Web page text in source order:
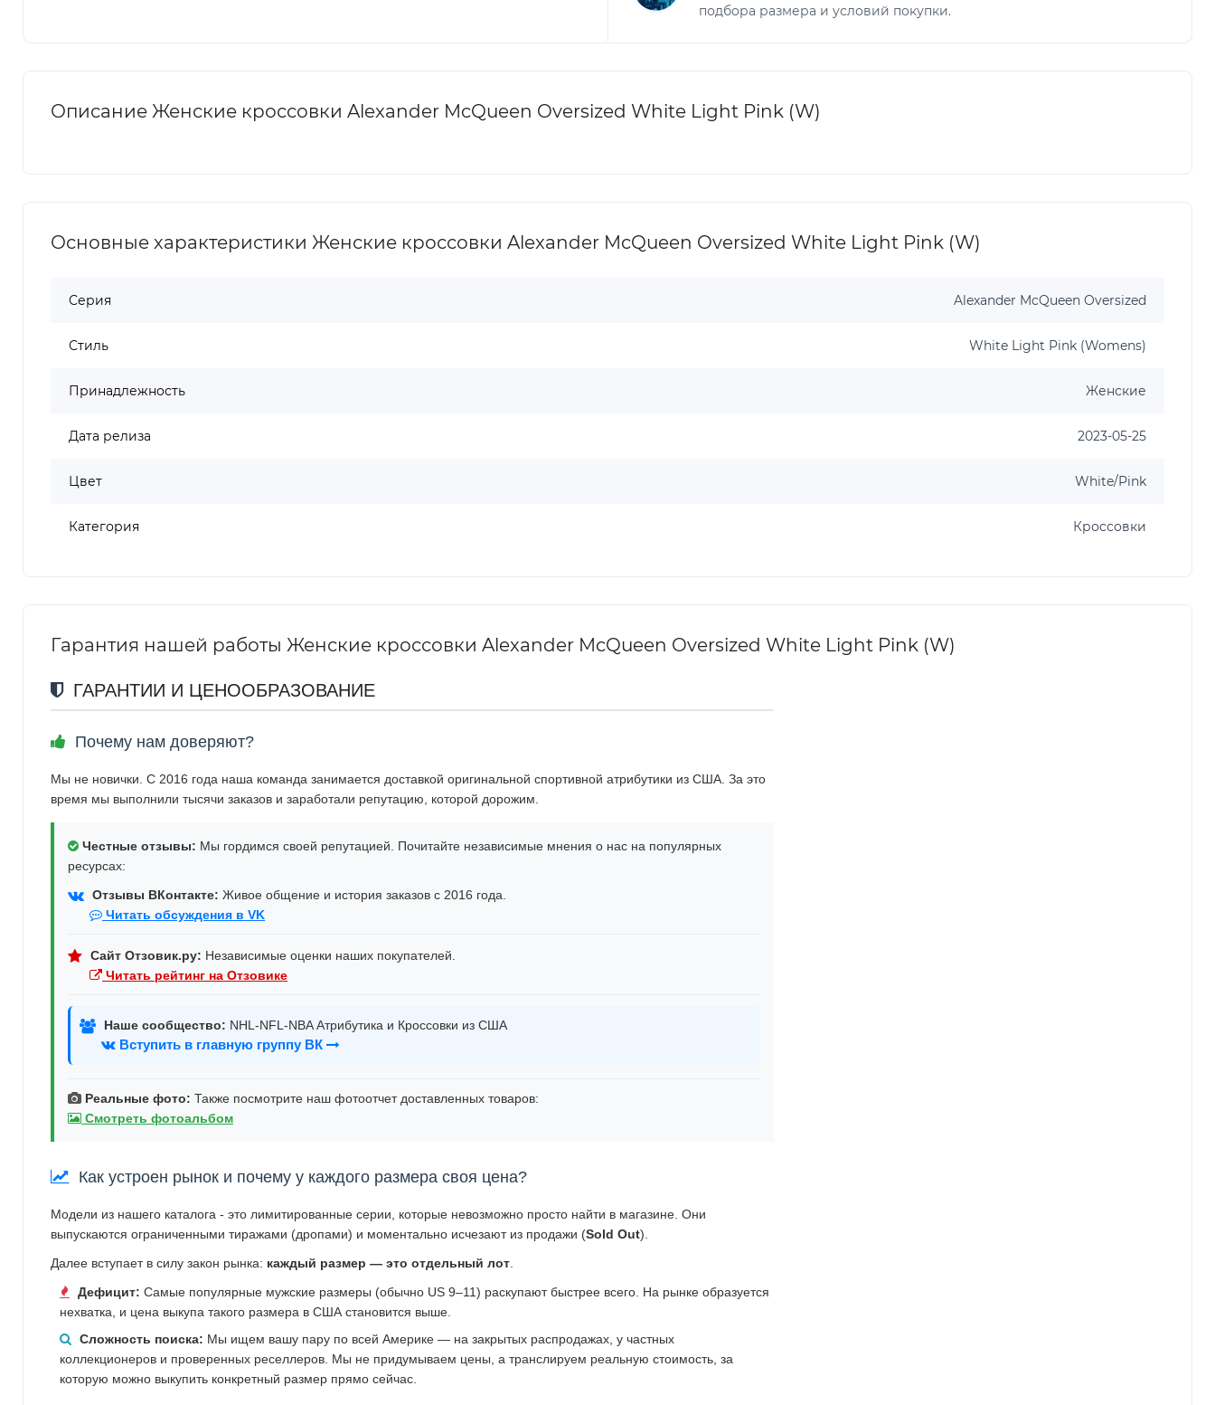
подбора размера и условий покупки.
Описание Женские кроссовки Alexander McQueen Oversized White Light Pink (W)
Основные характеристики Женские кроссовки Alexander McQueen Oversized White Light Pink (W)
Серия Alexander McQueen Oversized
Стиль White Light Pink (Womens)
Принадлежность Женские
Дата релиза 2023-05-25
Цвет White/Pink
Категория Кроссовки
Гарантия нашей работы Женские кроссовки Alexander McQueen Oversized White Light Pink (W)
ГАРАНТИИ И ЦЕНООБРАЗОВАНИЕ
Почему нам доверяют?
Мы не новички. С 2016 года наша команда занимается доставкой оригинальной спортивной атрибутики из США. За это
время мы выполнили тысячи заказов и заработали репутацию, которой дорожим.
Честные отзывы: Мы гордимся своей репутацией. Почитайте независимые мнения о нас на популярных
ресурсах:
Отзывы ВКонтакте: Живое общение и история заказов с 2016 года.
Читать обсуждения в VK
Сайт Отзовик.ру: Независимые оценки наших покупателей.
Читать рейтинг на Отзовике
Наше сообщество: NHL-NFL-NBA Атрибутика и Кроссовки из США
Вступить в главную группу ВК
Реальные фото: Также посмотрите наш фотоотчет доставленных товаров:
Смотреть фотоальбом
Как устроен рынок и почему у каждого размера своя цена?
Модели из нашего каталога - это лимитированные серии, которые невозможно просто найти в магазине. Они
выпускаются ограниченными тиражами (дропами) и моментально исчезают из продажи (Sold Out).
Далее вступает в силу закон рынка: каждый размер — это отдельный лот
Дефицит: Самые популярные мужские размеры (обычно US 9–11) раскупают быстрее всего. На рынке образуется
нехватка, и цена выкупа такого размера в США становится выше.
Сложность поиска: Мы ищем вашу пару по всей Америке — на закрытых распродажах, у частных
коллекционеров и проверенных реселлеров. Мы не придумываем цены, а транслируем реальную стоимость, за
которую можно выкупить конкретный размер прямо сейчас.